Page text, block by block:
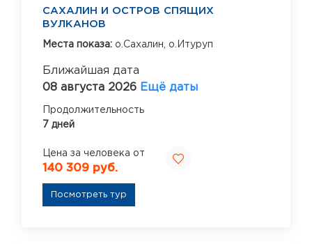
САХАЛИН И ОСТРОВ СПЯЩИХ
ВУЛКАНОВ
Места показа: о.Сахалин, о.Итуруп
Ближайшая дата
08 августа 2026 Ещё даты
Продолжительность
7 дней
Цена за человека от
140 309 руб.
Посмотреть тур